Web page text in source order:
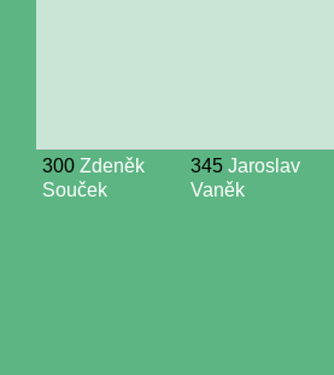
300 Zdeněk
Souček
345 Jaroslav
Vaněk